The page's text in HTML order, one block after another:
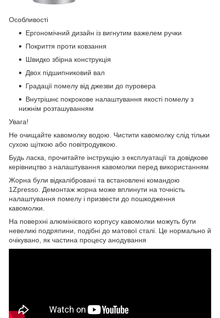
Особливості
Ергономічний дизайн із вигнутим важелем ручки
Покриття проти ковзання
Швидко збірна конструкція
Двох підшипниковий вал
Градації помелу від джезви до пуровера
Внутрішнє покрокове налаштування якості помелу з
нижнім розташуванням
Увага!
Не очищайте кавомолку водою. Чистити кавомолку слід тільки
сухою щіткою або повітродувкою.
Будь ласка, прочитайте інструкцію з експлуатації та довідкове
керівництво з налаштування кавомолки перед використанням
Жорна були відкалібровані та встановлені командою
1Zpresso. Демонтаж жорна може вплинути на точність
налаштування помелу і призвести до пошкодження
кавомолки.
На поверхні алюмінієвого корпусу кавомолки можуть бути
невеликі подряпини, подібні до матової сталі. Це нормально й
очікувано, як частина процесу анодування